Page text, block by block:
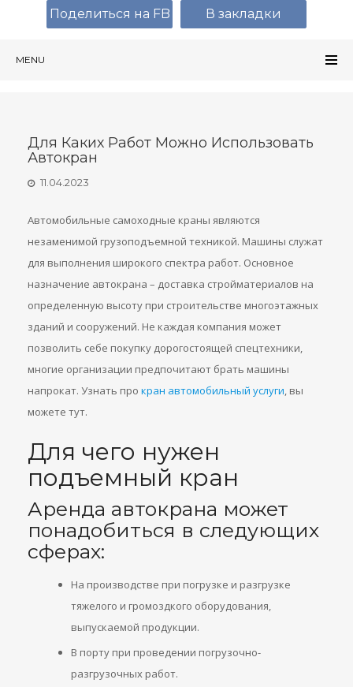
MENU
Для Каких Работ Можно Использовать
Автокран
11.04.2023
Автомобильные самоходные краны являются
незаменимой грузоподъемной техникой. Машины служат
для выполнения широкого спектра работ. Основное
назначение автокрана – доставка стройматериалов на
определенную высоту при строительстве многоэтажных
зданий и сооружений. Не каждая компания может
позволить себе покупку дорогостоящей спецтехники,
многие организации предпочитают брать машины
напрокат. Узнать про кран автомобильный услуги, вы
можете тут.
Для чего нужен
подъемный кран
Аренда автокрана может
понадобиться в следующих
сферах:
На производстве при погрузке и разгрузке
тяжелого и громоздкого оборудования,
выпускаемой продукции.
В порту при проведении погрузочно-
разгрузочных работ.
Поделиться на FB В закладки